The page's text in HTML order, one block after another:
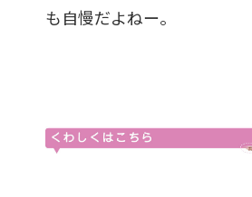
も自慢だよねー。